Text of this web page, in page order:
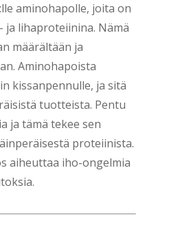
aminohapolle, joita on
ja lihaproteiinina. Nämä
määrältään ja
Aminohapoista
kissanpennulle, ja sitä
tuotteista. Pentu
ja tämä tekee sen
proteiinista.
aiheuttaa iho-ongelmia